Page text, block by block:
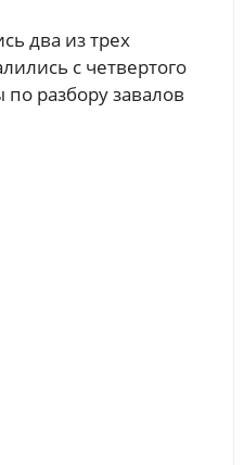
два из трех
с четвертого
разбору завалов